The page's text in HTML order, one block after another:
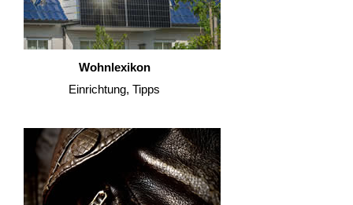
Wohnlexikon
Einrichtung, Tipps